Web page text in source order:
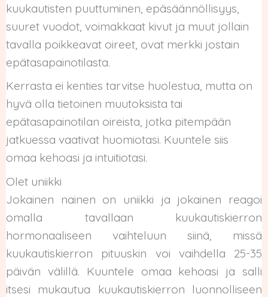
kuukautisten puuttuminen, epäsäännöllisyys,
suuret vuodot, voimakkaat kivut ja muut jollain
tavalla poikkeavat oireet, ovat merkki jostain
epätasapainotilasta.
Kerrasta ei kenties tarvitse huolestua, mutta on
hyvä olla tietoinen muutoksista tai
epätasapainotilan oireista, jotka pitempään
jatkuessa vaativat huomiotasi. Kuuntele siis
omaa kehoasi ja intuitiotasi.
Olet uniikki
Jokainen nainen on uniikki ja jokainen reagoi
omalla tavallaan kuukautiskierron
hormonaaliseen vaihteluun siinä, missä
kuukautiskierron pituuskin voi vaihdella 25-35
päivän välillä. Kuuntele omaa kehoasi ja salli
itsesi mukautua kuukautiskierron luonnolliseen